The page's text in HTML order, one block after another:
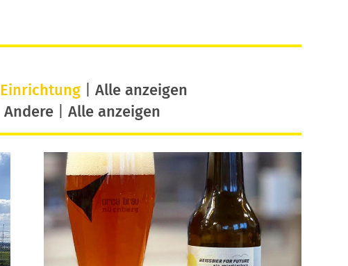
Einrichtung| Alle anzeigen
Andere Alle anzeigen